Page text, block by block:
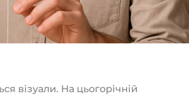
візуали. На цьогорічній